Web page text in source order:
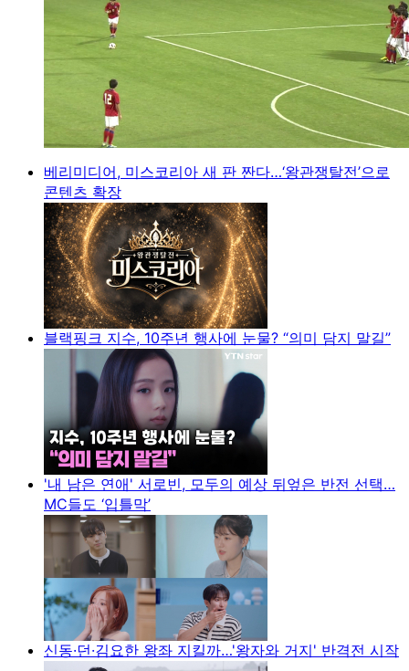
베리미디어, 미스코리아 새 판 짠다…‘왕관쟁탈전’으로
콘텐츠 확장
블랙핑크 지수, 10주년 행사에 눈물? “의미 담지 말길”
'내 남은 연애' 서로빈, 모두의 예상 뒤엎은 반전 선택…
MC들도 ‘입틀막’
신동·던·김요한 왕좌 지킬까…'왕자와 거지' 반격전 시작